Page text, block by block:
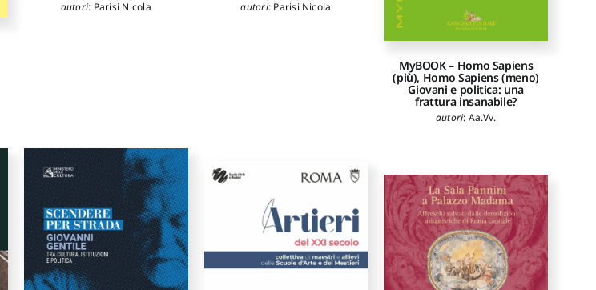
autori: Parisi Nicola autori: Parisi Nicola
MyBOOK – Homo Sapiens
(più), Homo Sapiens (meno)
Giovani e politica: una
frattura insanabile?
autori: Aa.Vv.